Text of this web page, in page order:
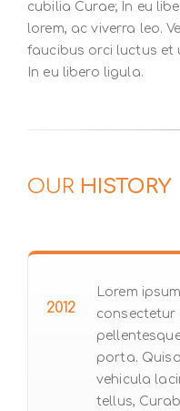
cubilia Curae; In eu
lorem, ac viverra leo.
faucibus orci luctus et
In eu libero ligula.
OUR HISTORY
2012
Lorem
consectetur
porta.
vehicula
tellus,